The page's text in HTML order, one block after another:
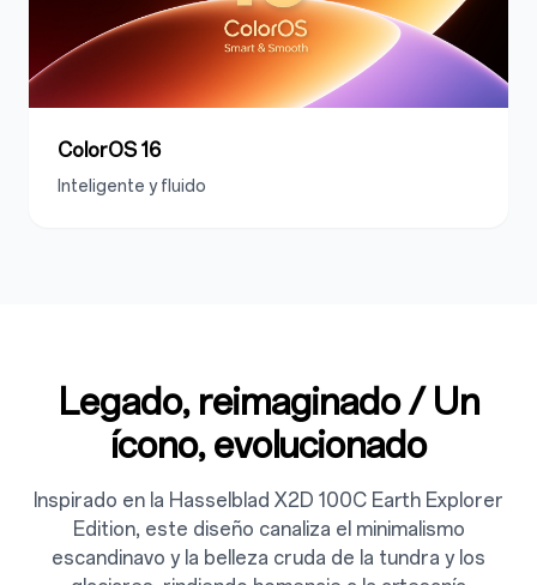
ColorOS 16
Inteligente y fluido
Legado, reimaginado / Un
ícono, evolucionado
Inspirado en la Hasselblad X2D 100C Earth Explorer
Edition, este diseño canaliza el minimalismo
escandinavo y la belleza cruda de la tundra y los